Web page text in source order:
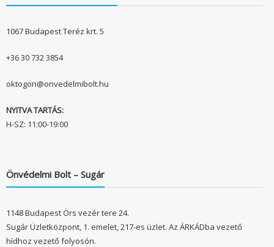
1067 Budapest Teréz krt. 5
+36 30 732 3854
oktogon@onvedelmibolt.hu
NYITVA TARTÁS:
H-SZ: 11:00-19:00
Önvédelmi Bolt – Sugár
1148 Budapest Örs vezér tere 24.
Sugár Üzletközpont, 1. emelet, 217-es üzlet. Az ÁRKÁDba vezető
hídhoz vezető folyosón.